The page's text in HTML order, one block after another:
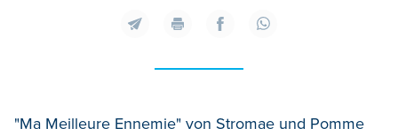
"Ma Meilleure Ennemie" von Stromae und Pomme